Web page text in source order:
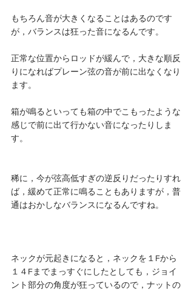
もちろん音が大きくなることはあるのです
が，バランスは狂った音になるんです。
正常な位置からロッドが緩んで，大きな順反
りになればプレーン弦の音が前に出なくなり
ます。
箱が鳴るといっても箱の中でこもったような
感じで前に出て行かない音になったりしま
す。
稀に，今が弦高低すぎの逆反りだったりすれ
ば，緩めて正常に鳴ることもありますが，普
通はおかしなバランスになるんですね。
ネックが元起きになると，ネックを１Fから
１４Fまでまっすぐにしたとしても，ジョイ
ント部分の角度が狂っているので，ナットの